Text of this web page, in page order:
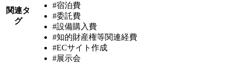
関連タ
グ
#宿泊費
#委託費
#設備購入費
#知的財産権等関連経費
#ECサイト作成
#展示会